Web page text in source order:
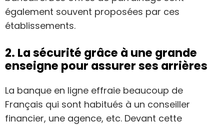
également souvent proposées par ces
établissements.
2. La sécurité grâce à une grande
enseigne pour assurer ses arrières
La banque en ligne effraie beaucoup de
Français qui sont habitués à un conseiller
financier, une agence, etc. Devant cette